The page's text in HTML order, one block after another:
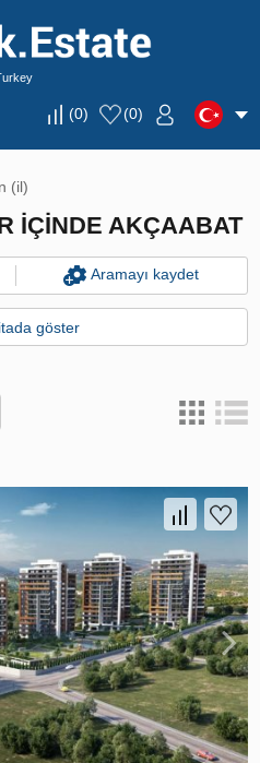
(0) (0)
(il)
IÇINDE AKÇAABAT
Aramayı kaydet
göster